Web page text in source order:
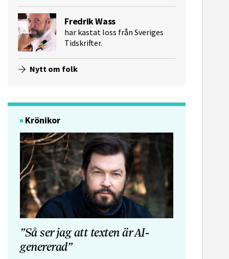
post Fredrik Wass
har kastat loss från Sveriges
Tidskrifter.
Nytt om folk
Krönikor
”Så ser jag att texten är AI-
genererad”